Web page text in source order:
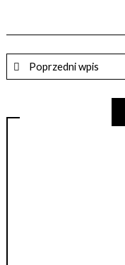
Poprzedni wpis